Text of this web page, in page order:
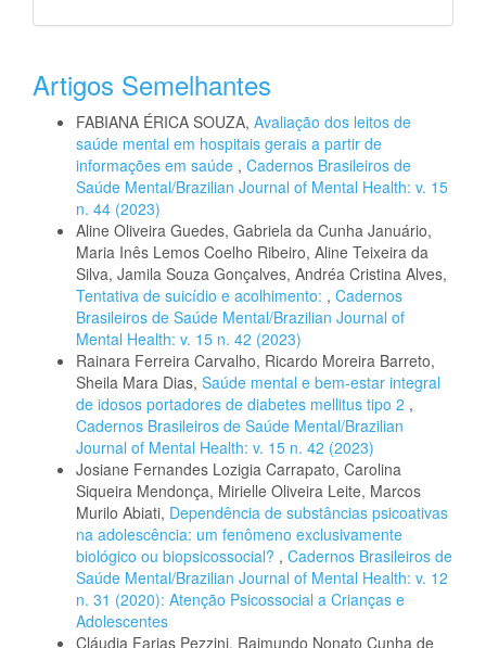
Artigos Semelhantes
FABIANA ÉRICA SOUZA, Avaliação dos leitos de
saúde mental em hospitais gerais a partir de
informações em saúde , Cadernos Brasileiros de
Saúde Mental/Brazilian Journal of Mental Health: v. 15
n. 44 (2023)
Aline Oliveira Guedes, Gabriela da Cunha Januário,
Maria Inês Lemos Coelho Ribeiro, Aline Teixeira da
Silva, Jamila Souza Gonçalves, Andréa Cristina Alves,
Tentativa de suicídio e acolhimento: , Cadernos
Brasileiros de Saúde Mental/Brazilian Journal of
Mental Health: v. 15 n. 42 (2023)
Rainara Ferreira Carvalho, Ricardo Moreira Barreto,
Sheila Mara Dias, Saúde mental e bem-estar integral
de idosos portadores de diabetes mellitus tipo 2 ,
Cadernos Brasileiros de Saúde Mental/Brazilian
Journal of Mental Health: v. 15 n. 42 (2023)
Josiane Fernandes Lozigia Carrapato, Carolina
Siqueira Mendonça, Mirielle Oliveira Leite, Marcos
Murilo Abiati, Dependência de substâncias psicoativas
na adolescência: um fenômeno exclusivamente
biológico ou biopsicossocial? , Cadernos Brasileiros de
Saúde Mental/Brazilian Journal of Mental Health: v. 12
n. 31 (2020): Atenção Psicossocial a Crianças e
Adolescentes
Cláudia Farias Pezzini, Raimundo Nonato Cunha de